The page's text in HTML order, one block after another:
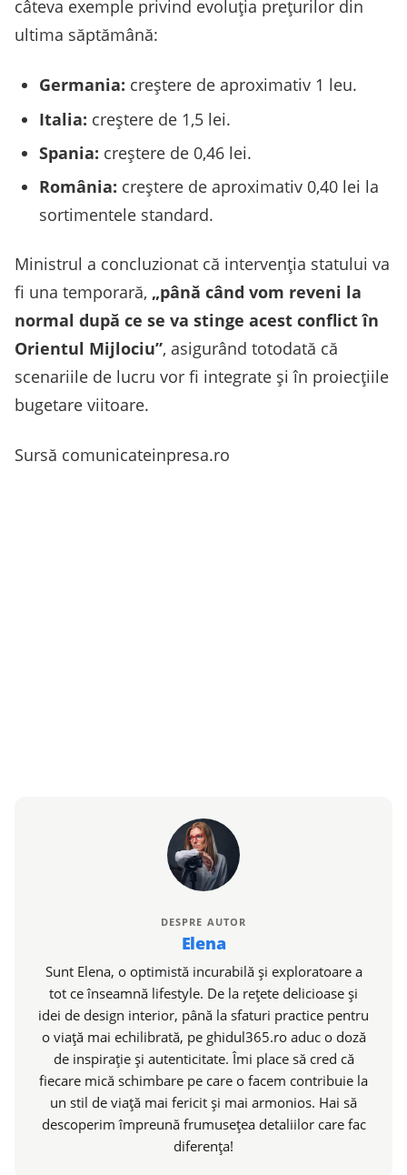
câteva exemple privind evoluția prețurilor din
ultima săptămână:
Germania: creștere de aproximativ 1 leu.
Italia: creștere de 1,5 lei.
Spania: creștere de 0,46 lei.
România: creștere de aproximativ 0,40 lei la
sortimentele standard.
Ministrul a concluzionat că intervenția statului va
fi una temporară, „până când vom reveni la
normal după ce se va stinge acest conflict în
Orientul Mijlociu”, asigurând totodată că
scenariile de lucru vor fi integrate și în proiecțiile
bugetare viitoare.
Sursă comunicateinpresa.ro
DESPRE AUTOR
Elena
Sunt Elena, o optimistă incurabilă și exploratoare a
tot ce înseamnă lifestyle. De la rețete delicioase și
idei de design interior, până la sfaturi practice pentru
o viață mai echilibrată, pe ghidul365.ro aduc o doză
de inspirație și autenticitate. Îmi place să cred că
fiecare mică schimbare pe care o facem contribuie la
un stil de viață mai fericit și mai armonios. Hai să
descoperim împreună frumusețea detaliilor care fac
diferența!